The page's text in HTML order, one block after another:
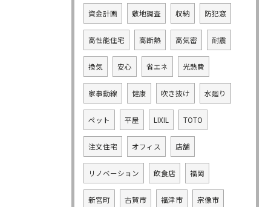
資金計画 敷地調査 収納 防犯窓
高性能住宅 高断熱 高気密 耐震
換気 安心 省エネ 光熱費
家事動線 健康 吹き抜け 水廻り
ペット 平屋 LIXIL TOTO
注文住宅 オフィス 店舗
リノベーション 飲食店 福岡
新宮町 古賀市 福津市 宗像市